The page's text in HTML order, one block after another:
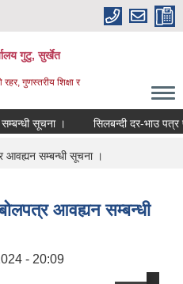
गुटु, सुर्खेत
गुणस्तरीय शिक्षा र
सूचना । सिलबन्दी दर-भाउ पत्र
आवह्यन सम्बन्धी सूचना ।
आवह्यन सम्बन्धी
- 20:09